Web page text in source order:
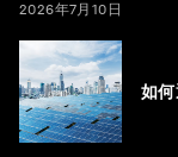
2026年7月10日
如